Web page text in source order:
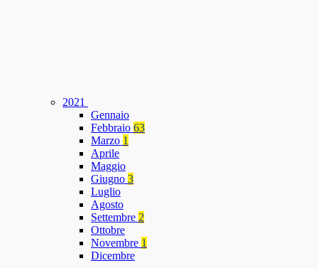
2021
Gennaio
Febbraio 63
Marzo 1
Aprile
Maggio
Giugno 3
Luglio
Agosto
Settembre 2
Ottobre
Novembre 1
Dicembre